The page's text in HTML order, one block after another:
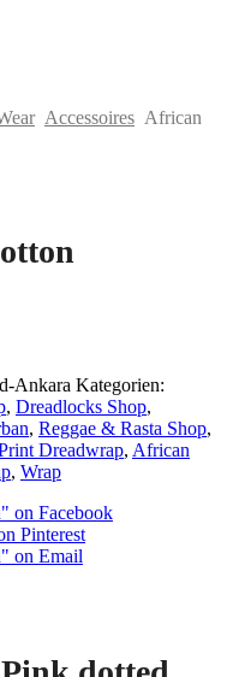
Accessoires African
Ankara Kategorien:
, Dreadlocks Shop,
, Reggae & Rasta Shop,
Dreadwrap, African
, Wrap
on Facebook
Pinterest
on Email